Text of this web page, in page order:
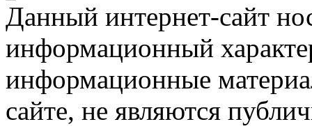
Данный интернет-сайт
информационный
информационные
сайте, не являются